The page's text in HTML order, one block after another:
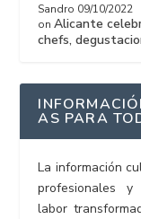
Sandro 09/10/2022
onAlicante
chefs,
AS PARA
La información
profesionales y
labor